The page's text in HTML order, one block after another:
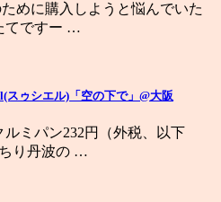
めに購入しようと悩んでいた
てですー …
スゥシエル)「空の下で」@大阪
ミパン232円（外税、以下
り丹波の …